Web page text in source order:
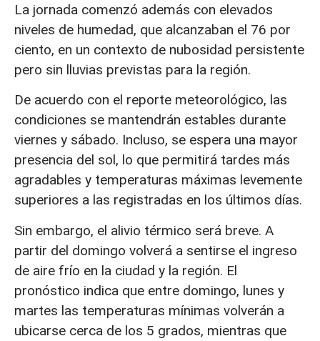
La jornada comenzó además con elevados
niveles de humedad, que alcanzaban el 76 por
ciento, en un contexto de nubosidad persistente
pero sin lluvias previstas para la región.
De acuerdo con el reporte meteorológico, las
condiciones se mantendrán estables durante
viernes y sábado. Incluso, se espera una mayor
presencia del sol, lo que permitirá tardes más
agradables y temperaturas máximas levemente
superiores a las registradas en los últimos días.
Sin embargo, el alivio térmico será breve. A
partir del domingo volverá a sentirse el ingreso
de aire frío en la ciudad y la región. El
pronóstico indica que entre domingo, lunes y
martes las temperaturas mínimas volverán a
ubicarse cerca de los 5 grados, mientras que